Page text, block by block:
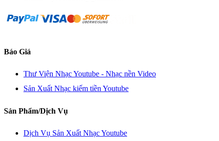
Báo Giá
Thư Viện Nhạc Youtube - Nhạc nền Video
Sản Xuất Nhạc kiếm tiền Youtube
Sản Phẩm/Dịch Vụ
Dịch Vụ Sản Xuất Nhạc Youtube